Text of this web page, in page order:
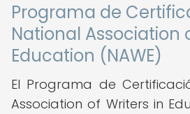
Programa de
National Association
Education (NAWE)
El Programa de
Association of Writers in